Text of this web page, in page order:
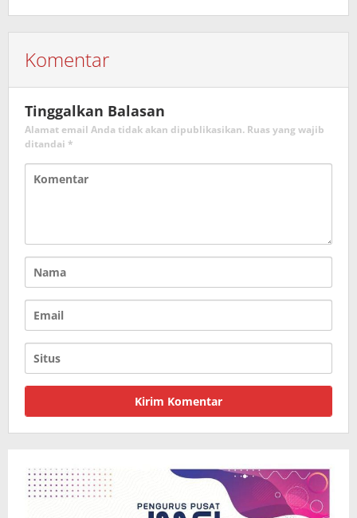
Komentar
Tinggalkan Balasan
Alamat email Anda tidak akan dipublikasikan. Ruas yang wajib
ditandai *